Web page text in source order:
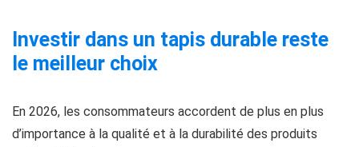
Investir dans un tapis durable reste
le meilleur choix
En 2026, les consommateurs accordent de plus en plus
d’importance à la qualité et à la durabilité des produits